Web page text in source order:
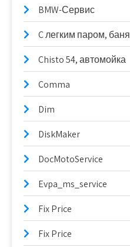
BMW-Сервис
C легким паром, баня
Chisto 54, автомойка
Comma
Dim
DiskMaker
DocMotoService
Evpa_ms_service
Fix Price
Fix Price